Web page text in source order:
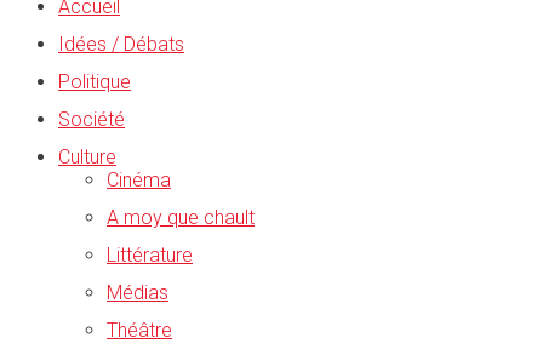
Accueil
Idées / Débats
Politique
Société
Culture
Cinéma
A moy que chault
Littérature
Médias
Théâtre